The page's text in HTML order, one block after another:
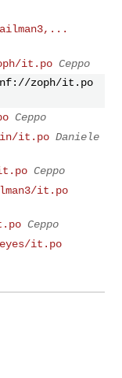
it.po Ceppo
zoph/it.po
Ceppo
it.po Daniele
Ceppo
it.po
Ceppo
it.po